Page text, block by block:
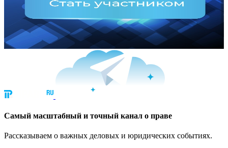
Cамый масштабный и точный канал о праве
Рассказываем о важных деловых и юридических событиях.